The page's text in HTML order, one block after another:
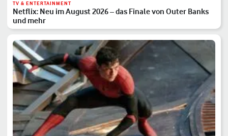
TV & ENTERTAINMENT
Netflix: Neu im August 2026 – das Finale von Outer Banks
und mehr